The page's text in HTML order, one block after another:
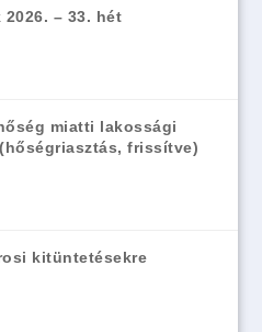
– 33. hét
miatti lakossági
frissítve)
kitüntetésekre